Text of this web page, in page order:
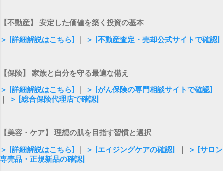
【不動産】 安定した価値を築く投資の基本
＞ [詳細解説はこちら]
＞ [不動産査定・売却公式サイトで確認]
【保険】 家族と自分を守る最適な備え
＞ [詳細解説はこちら]
＞ [がん保険の専門相談サイトで確認]
＞ [総合保険代理店で確認]
【美容・ケア】 理想の肌を目指す習慣と選択
＞ [詳細解説はこちら]
＞ [エイジングケアの確認]
＞ [サロン
専売品・正規新品の確認]